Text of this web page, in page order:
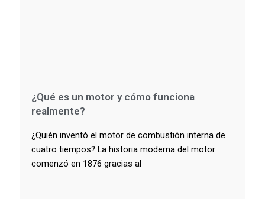
¿Qué es un motor y cómo funciona
realmente?
¿Quién inventó el motor de combustión interna de
cuatro tiempos? La historia moderna del motor
comenzó en 1876 gracias al